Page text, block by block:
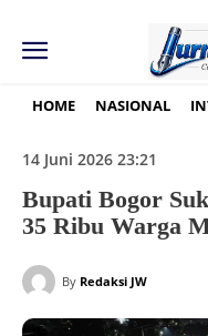
HOME NASIONAL
14 Juni 2026 23:21
Bupati Bogor
35 Ribu Warga
By Redaksi JW